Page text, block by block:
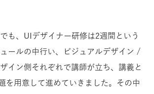
も、UIデザイナー研修は2週間という
ールの中行い、ビジュアルデザイン /
イン側それぞれで講師が立ち、講義と
を用意して進めていきました。その中